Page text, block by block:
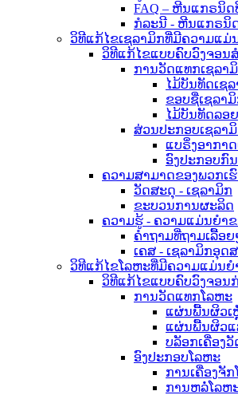
FAQ – ຫີນແກຣນິ
ກໍລະນີ - ຫີນແກຣນິ
ວິທີແກ້ໄຂເຊລາມິກທີ່ມີຄວາມແມ່
ວິທີແກ້ໄຂແບບຄົບວົງຈອນ
ການວັດແທກເຊລາ
ໄມ້ບັນທັດເຊ
ຂອບຊື່ເຊລາ
ໄມ້ບັນທັດລອ
ສ່ວນປະກອບເຊລາ
ແບຣິ່ງອາກາ
ອົງປະກອບກົ
ຄວາມສາມາດຂອງພວກເ
ວັດສະດຸ - ເຊລາມິກ
ຂະບວນການຜະລິດ
ຄວາມຮູ້ - ຄວາມແມ່ນຍຳຂ
ຄຳຖາມທີ່ຖາມເລື້ອ
ເຄສ - ເຊລາມິກອຸດ
ວິທີແກ້ໄຂໂລຫະທີ່ມີຄວາມແມ່ນຍໍ
ວິທີແກ້ໄຂແບບຄົບວົງຈອນ
ການວັດແທກໂລຫະ
ແຜ່ນພື້ນຜິວ
ແຜ່ນພື້ນຜິວແ
ບລັອກເຄື່ອງວັ
ອົງປະກອບໂລຫະ
ການເຄື່ອງຈັ
ການຫລໍ່ໂລຫ